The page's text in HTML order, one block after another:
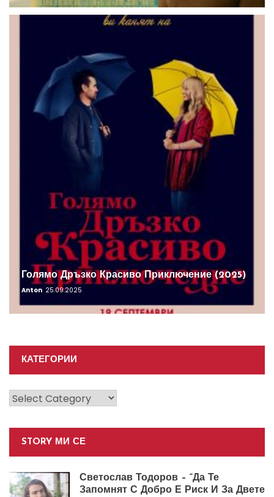
Голямо Дръзко Красиво Приключение (2025)
Anton 25.09.2025
КАТЕГОРИИ
Категории
STORY МИ СЕ
Светослав Тодоров – “Да Те
Запомнят С Добро Е Риск И За Двете